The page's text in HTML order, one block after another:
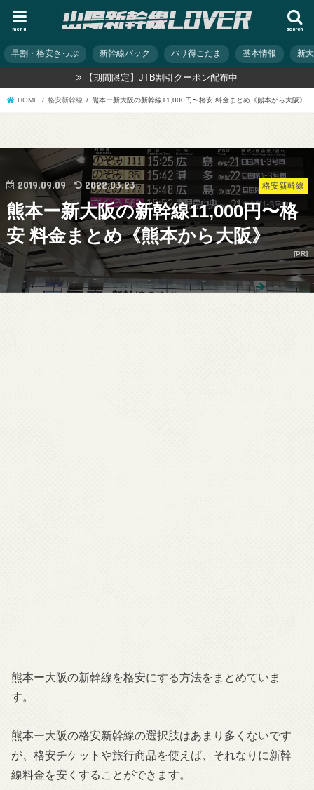
search
menu
早割・格安きっぷ 新幹線パック バリ得こだま 基本情報 新
【期間限定】JTB割引クーポン配布中
HOME 格安新幹線 熊本ー新大阪の新幹線11,000円〜格安 料金まとめ《熊本から大阪》
格安新幹線
2019.09.09 2022.03.23
熊本ー新大阪の新幹線11,000円〜格
安 料金まとめ《熊本から大阪》
熊本ー大阪の新幹線を格安にする方法をまとめていま
す。
熊本ー大阪の格安新幹線の選択肢はあまり多くないです
が、格安チケットや旅行商品を使えば、それなりに新幹
線料金を安くすることができます。